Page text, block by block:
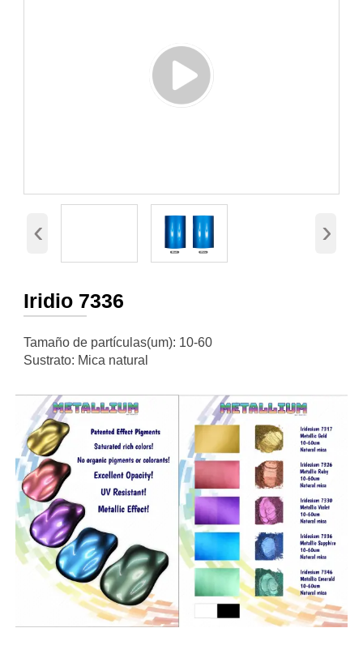
‹ ›
Iridio 7336
Tamaño de partículas(um): 10-60
Sustrato: Mica natural